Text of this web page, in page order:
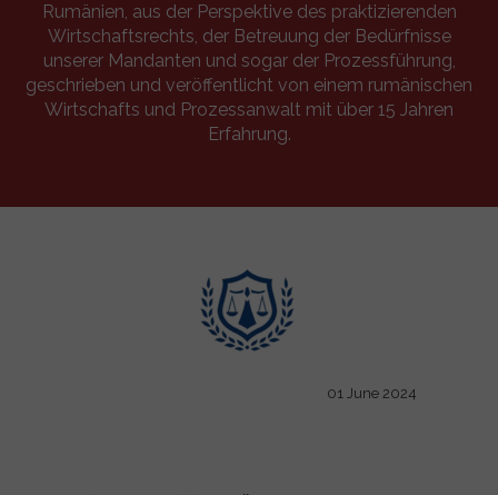
01 June 2024
Rumänien, aus der Perspektive des praktizierenden
Wirtschaftsrechts, der Betreuung der Bedürfnisse
unserer Mandanten und sogar der Prozessführung,
geschrieben und veröffentlicht von einem rumänischen
Wirtschafts und Prozessanwalt mit über 15 Jahren
Erfahrung.